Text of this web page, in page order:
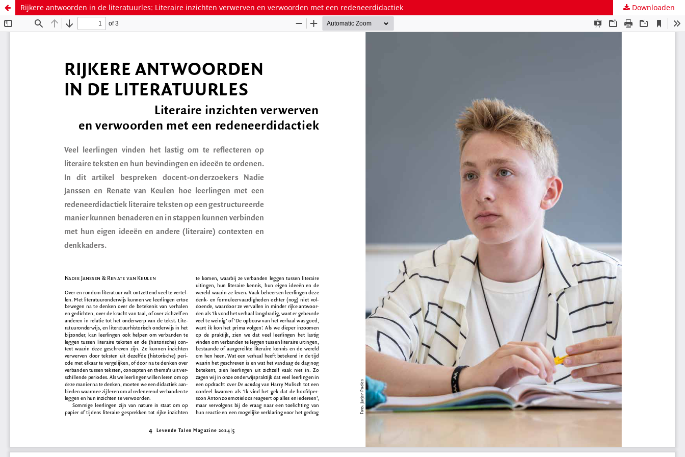
Rijkere antwoorden in de literatuurles: Literaire inzichten verwerven en verwoorden met een redeneerdidactiek Downloaden